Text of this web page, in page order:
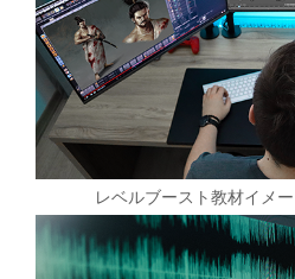
レベルブースト教材イメ